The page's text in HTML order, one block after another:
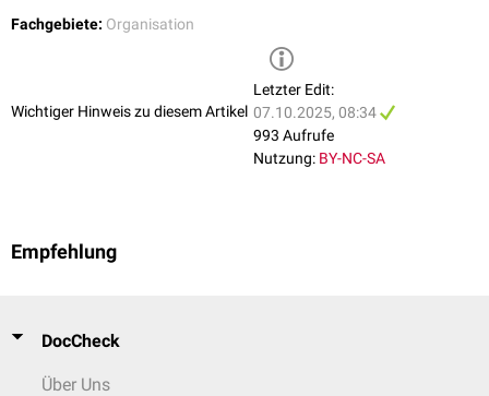
Fachpersonal
Bereitstellung von Online-Materialien, Webinaren und E-Learning-
Förderung des wissenschaftlichen Nachwuchses durch Preise und
Stipendien
Erkennung
Fachgebiete: Organisation
Wichtiger Hinweis zu diesem Artikel
Letzter Edit:
07.10.2025, 08:34
993 Aufrufe
Nutzung: BY-NC-SA
Empfehlung
DocCheck
Über Uns